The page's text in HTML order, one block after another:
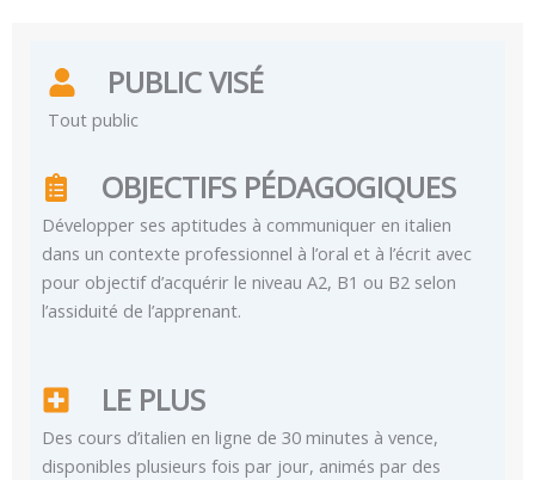
PUBLIC VISÉ
Tout public
OBJECTIFS PÉDAGOGIQUES
Développer ses aptitudes à communiquer en italien
dans un contexte professionnel à l’oral et à l’écrit avec
pour objectif d’acquérir le niveau A2, B1 ou B2 selon
l’assiduité de l’apprenant.
LE PLUS
Des cours d’italien en ligne de 30 minutes à vence,
disponibles plusieurs fois par jour, animés par des